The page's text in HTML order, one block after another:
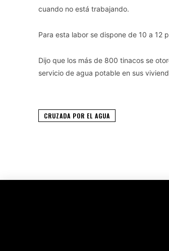
cuando no está trabajando.
Para esta labor se dispone de 10 a 12
Dijo que los más de 800 tinacos se
servicio de agua potable en sus
CRUZADA POR EL AGUA